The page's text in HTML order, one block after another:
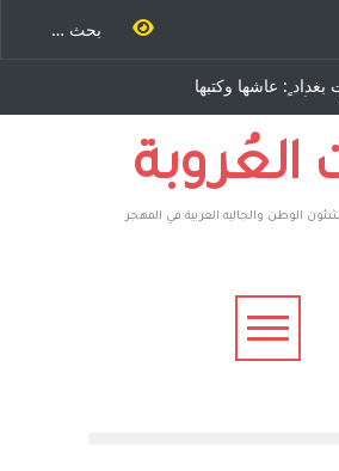
ومسلسل الخداع
- قلم : راسم عبيدات
الوطن والجاليه العربية في المهجر